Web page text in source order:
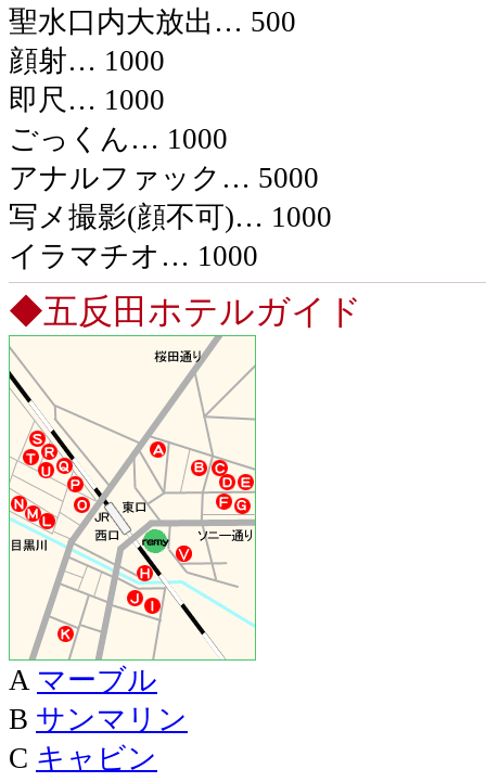
聖水口内大放出 … 500
顔射… 1000
即尺 … 1000
ごっくん … 1000
アナルファック … 5000
写メ撮影(顔不可)… 1000
イラマチオ … 1000
◆五反田ホテルガイド
A マーブル
B サンマリン
C キャビン